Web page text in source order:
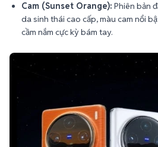
Cam (Sunset Orange): Phiên bản
da sinh thái cao cấp, màu cam nổi
cầm nắm cực kỳ bám tay.